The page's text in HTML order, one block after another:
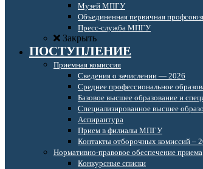
Музей МПГУ
Объединенная первичная
Пресс-служба МПГУ
Закрыть
ПОСТУПЛЕНИЕ
Приемная комиссия
Сведения о зачислении — 2026
Среднее профессиональное
Базовое высшее образование и
Специализированное высшее
Аспирантура
Прием в филиалы МПГУ
Контакты отборочных комиссий –
Нормативно-правовое обеспечение приема
Конкурсные списки